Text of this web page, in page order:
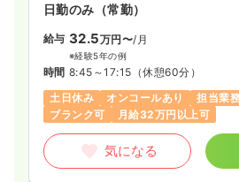
日勤のみ（常勤）
給与 32.5万円〜/月
※経験5年の例
時間 8:45～17:15 （休憩60分）
土日休み
オンコールあり
担当業
ブランク可
月給32万円以上可
気になる